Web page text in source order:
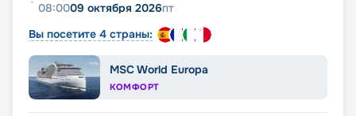
08:0009 октября 2026пт
Вы посетите 4 страны:
MSC World Europa
КОМФОРТ